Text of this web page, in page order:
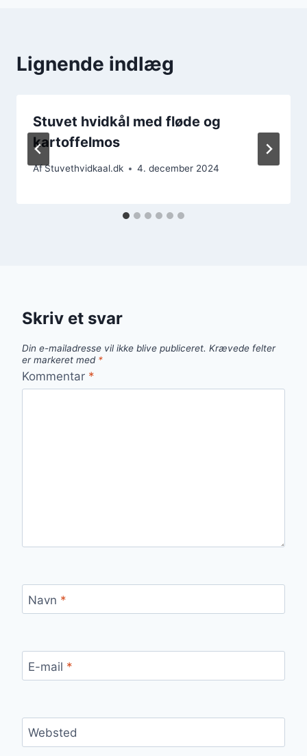
Lignende indlæg
Stuvet hvidkål med fløde og
kartoffelmos
AfStuvethvidkaal.dk 4. december 2024
Skriv et svar
Din e-mailadresse vil ikke blive publiceret. Krævede felter
er markeret med *
Kommentar *
Navn *
E-mail *
Websted